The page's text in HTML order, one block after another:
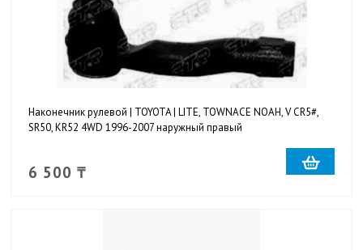
Наконечник рулевой | TOYOTA | LITE, TOWNACE NOAH, V CR5#,
SR50, KR52 4WD 1996-2007 наружный правый
6 500 ₸